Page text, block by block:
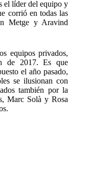
el líder del equipo y
corrió en todas las
Metge y Aravind
equipos privados,
de 2017. Es que
el año pasado,
se ilusionan con
también por la
Marc Solà y Rosa